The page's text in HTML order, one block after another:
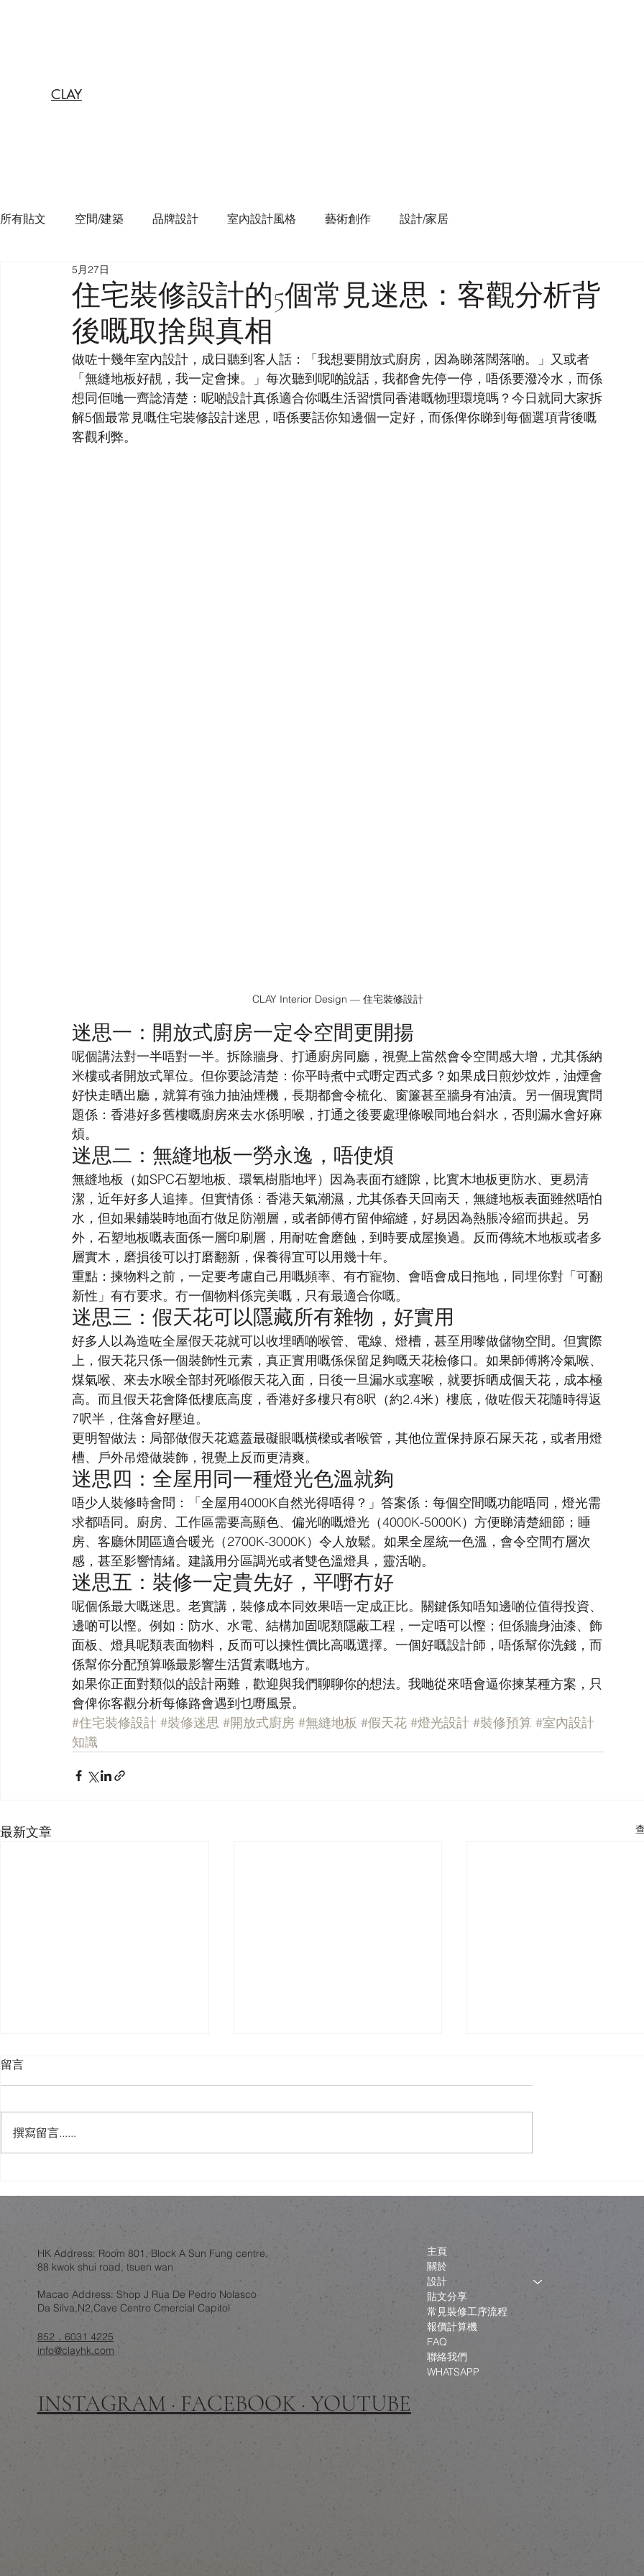
CLAY
所有貼文 空間/建築 品牌設計 室內設計風格 藝術創作 設計/家居
住宅裝修設計的5個常見迷思：客觀分析背
後嘅取捨與真相
5月27日
做咗十幾年室內設計，成日聽到客人話：「我想要開放式廚房，因為睇落闊落啲。」又或者
「無縫地板好靚，我一定會揀。」每次聽到呢啲說話，我都會先停一停，唔係要潑冷水，而係
想同佢哋一齊諗清楚：呢啲設計真係適合你嘅生活習慣同香港嘅物理環境嗎？今日就同大家拆
解5個最常見嘅住宅裝修設計迷思，唔係要話你知邊個一定好，而係俾你睇到每個選項背後嘅
客觀利弊。
CLAY Interior Design — 住宅裝修設計
迷思一：開放式廚房一定令空間更開揚
呢個講法對一半唔對一半。拆除牆身、打通廚房同廳，視覺上當然會令空間感大增，尤其係納
米樓或者開放式單位。但你要諗清楚：你平時煮中式嘢定西式多？如果成日煎炒炆炸，油煙會
好快走晒出廳，就算有強力抽油煙機，長期都會令梳化、窗簾甚至牆身有油漬。另一個現實問
題係：香港好多舊樓嘅廚房來去水係明喉，打通之後要處理條喉同地台斜水，否則漏水會好麻
煩。
迷思二：無縫地板一勞永逸，唔使煩
無縫地板（如SPC石塑地板、環氧樹脂地坪）因為表面冇縫隙，比實木地板更防水、更易清
潔，近年好多人追捧。但實情係：香港天氣潮濕，尤其係春天回南天，無縫地板表面雖然唔怕
水，但如果鋪裝時地面冇做足防潮層，或者師傅冇留伸縮縫，好易因為熱脹冷縮而拱起。另
外，石塑地板嘅表面係一層印刷層，用耐咗會磨蝕，到時要成屋換過。反而傳統木地板或者多
層實木，磨損後可以打磨翻新，保養得宜可以用幾十年。
重點：揀物料之前，一定要考慮自己用嘅頻率、有冇寵物、會唔會成日拖地，同埋你對「可翻
新性」有冇要求。冇一個物料係完美嘅，只有最適合你嘅。
迷思三：假天花可以隱藏所有雜物，好實用
好多人以為造咗全屋假天花就可以收埋晒啲喉管、電線、燈槽，甚至用嚟做儲物空間。但實際
上，假天花只係一個裝飾性元素，真正實用嘅係保留足夠嘅天花檢修口。如果師傅將冷氣喉、
煤氣喉、來去水喉全部封死喺假天花入面，日後一旦漏水或塞喉，就要拆晒成個天花，成本極
高。而且假天花會降低樓底高度，香港好多樓只有8呎（約2.4米）樓底，做咗假天花隨時得返
7呎半，住落會好壓迫。
更明智做法：局部做假天花遮蓋最礙眼嘅橫樑或者喉管，其他位置保持原石屎天花，或者用燈
槽、戶外吊燈做裝飾，視覺上反而更清爽。
迷思四：全屋用同一種燈光色溫就夠
唔少人裝修時會問：「全屋用4000K自然光得唔得？」答案係：每個空間嘅功能唔同，燈光需
求都唔同。廚房、工作區需要高顯色、偏光啲嘅燈光（4000K-5000K）方便睇清楚細節；睡
房、客廳休閒區適合暖光（2700K-3000K）令人放鬆。如果全屋統一色溫，會令空間冇層次
感，甚至影響情緒。建議用分區調光或者雙色溫燈具，靈活啲。
迷思五：裝修一定貴先好，平嘢冇好
呢個係最大嘅迷思。老實講，裝修成本同效果唔一定成正比。關鍵係知唔知邊啲位值得投資、
邊啲可以慳。例如：防水、水電、結構加固呢類隱蔽工程，一定唔可以慳；但係牆身油漆、飾
面板、燈具呢類表面物料，反而可以揀性價比高嘅選擇。一個好嘅設計師，唔係幫你洗錢，而
係幫你分配預算喺最影響生活質素嘅地方。
如果你正面對類似的設計兩難，歡迎與我們聊聊你的想法。我哋從來唔會逼你揀某種方案，只
會俾你客觀分析每條路會遇到乜嘢風景。
#住宅裝修設計 #裝修迷思 #開放式廚房 #無縫地板 #假天花 #燈光設計 #裝修預算 #室內設計
知識
最新文章
社區中心，睇香港家居物料選
擇
可以有「可開合屋頂」嘅智
錯視設計作為一層誘餌
留言
撰寫留言......
HK Address: Room 801, Block A Sun Fung centre,
88 kwok shui road, tsuen wan
Macao Address: Shop J Rua De Pedro Nolasco
Da Silva,N2,Cave Centro Cmercial Capitol
852．6031 4225
info@clayhk.com
INSTAGRAM · FACEBOOK · YOUTUBE
主頁
關於
設計
貼文分享
常見裝修工序流程
報價計算機
FAQ
聯絡我們
WHATSAPP